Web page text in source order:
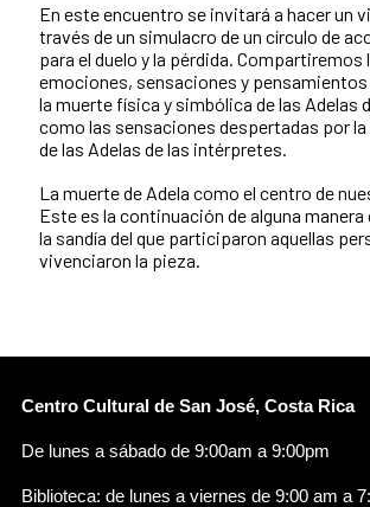
En este encuentro se invitará a hacer un
través de un simulacro de un círculo de
para el duelo y la pérdida. Compartiremos
emociones, sensaciones y
la muerte física y simbólica de las Adelas
como las sensaciones despertadas por
de las Adelas de las intérpretes.
La muerte de Adela como el centro de
Este es la continuación de alguna
la sandía del que participaron aquellas
vivenciaron la pieza.
Centro Cultural de San José, Costa Rica
De lunes a sábado de 9:00am a 9:00pm
Biblioteca: de lunes a viernes de 9:00 am a